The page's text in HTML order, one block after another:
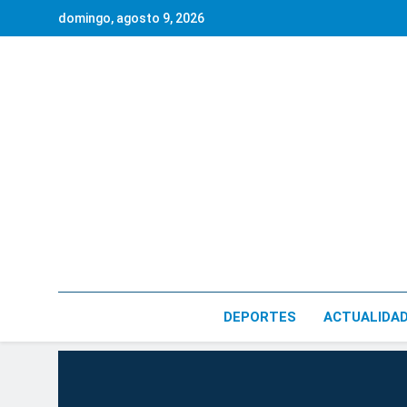
domingo, agosto 9, 2026
DEPORTES